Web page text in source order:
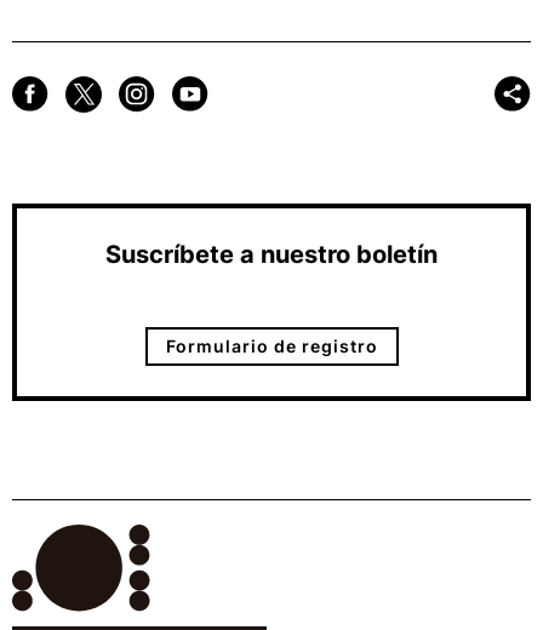
Suscríbete a nuestro boletín
Formulario de registro